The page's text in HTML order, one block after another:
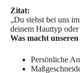
Zitat:
„Du stehst bei uns
deinem Hauttyp
Was macht
Persönliche